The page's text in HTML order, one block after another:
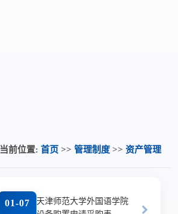
当前位置: 首页 >> 管理制度>> 资产管理
01-07
天津师范大学外国语学院